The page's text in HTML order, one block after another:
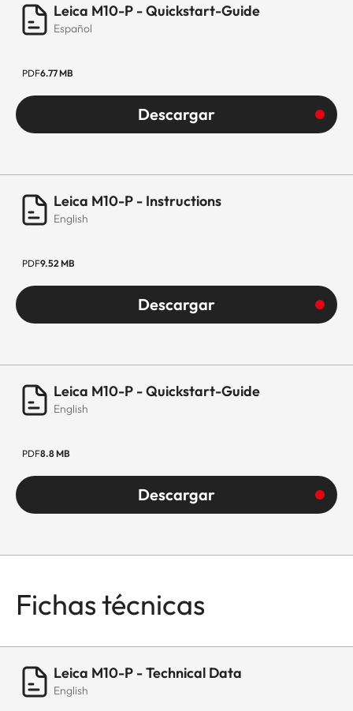
Leica M10-P - Quickstart-Guide
Español
PDF6.77 MB
Descargar
Leica M10-P - Instructions
English
PDF9.52 MB
Descargar
Leica M10-P - Quickstart-Guide
English
PDF8.8 MB
Descargar
Fichas técnicas
Leica M10-P - Technical Data
English